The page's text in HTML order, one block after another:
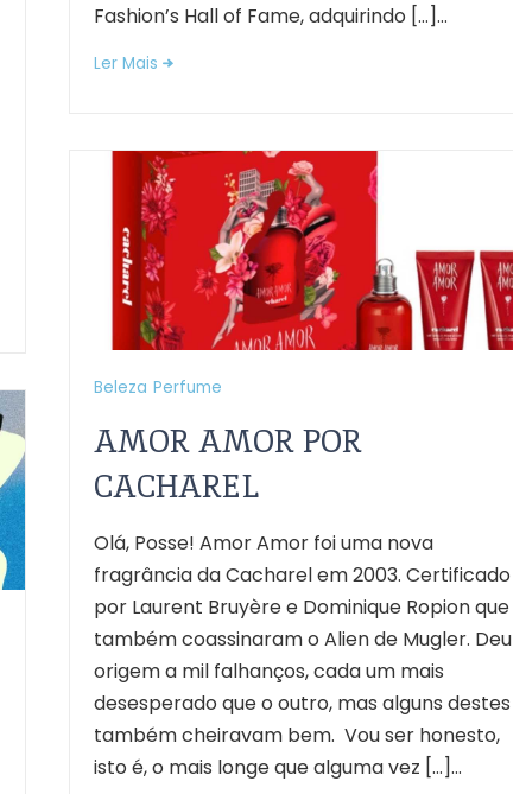
Fashion’s Hall of Fame, adquirindo […]...
Ler Mais
Beleza Perfume
AMOR AMOR POR
CACHAREL
Olá, Posse! Amor Amor foi uma nova
fragrância da Cacharel em 2003. Certificado
por Laurent Bruyère e Dominique Ropion que
também coassinaram o Alien de Mugler. Deu
origem a mil falhanços, cada um mais
desesperado que o outro, mas alguns destes
também cheiravam bem. Vou ser honesto,
isto é, o mais longe que alguma vez […]...